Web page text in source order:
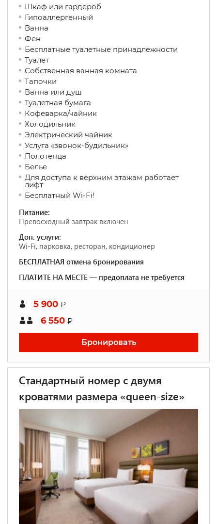
Шкаф или гардероб
Гипоаллергенный
Ванна
Фен
Бесплатные туалетные принадлежности
Туалет
Собственная ванная комната
Тапочки
Ванна или душ
Туалетная бумага
Кофеварка/чайник
Холодильник
Электрический чайник
Услуга «звонок-будильник»
Полотенца
Белье
Для доступа к верхним этажам работает
лифт
Бесплатный Wi-Fi!
Питание:
Превосходный завтрак включен
Доп. услуги:
Wi-Fi, парковка, ресторан, кондиционер
БЕСПЛАТНАЯ отмена бронирования
ПЛАТИТЕ НА МЕСТЕ — предоплата не требуется
5 900 ₽
6 550 ₽
Бронировать
Стандартный номер с двумя
кроватями размера «queen-size»